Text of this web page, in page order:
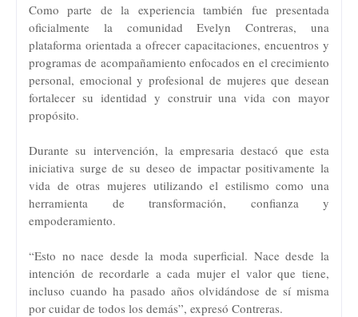
Como parte de la experiencia también fue presentada
oficialmente la comunidad Evelyn Contreras, una
plataforma orientada a ofrecer capacitaciones, encuentros y
programas de acompañamiento enfocados en el crecimiento
personal, emocional y profesional de mujeres que desean
fortalecer su identidad y construir una vida con mayor
propósito.
Durante su intervención, la empresaria destacó que esta
iniciativa surge de su deseo de impactar positivamente la
vida de otras mujeres utilizando el estilismo como una
herramienta de transformación, confianza y
empoderamiento.
“Esto no nace desde la moda superficial. Nace desde la
intención de recordarle a cada mujer el valor que tiene,
incluso cuando ha pasado años olvidándose de sí misma
por cuidar de todos los demás”, expresó Contreras.